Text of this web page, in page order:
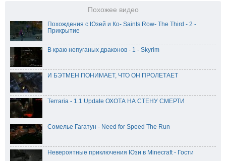
Похожее видео
Похождения с Юзей и Ко- Saints Row- The Third - 2 -
Прикрытие
В краю непуганых драконов - 1 - Skyrim
И БЭТМЕН ПОНИМАЕТ, ЧТО ОН ПРОЛЕТАЕТ
Terraria - 1.1 Update ОХОТА НА СТЕНУ СМЕРТИ
Сомелье Гагатун - Need for Speed The Run
Невероятные приключения Юзи в Minecraft - Гости